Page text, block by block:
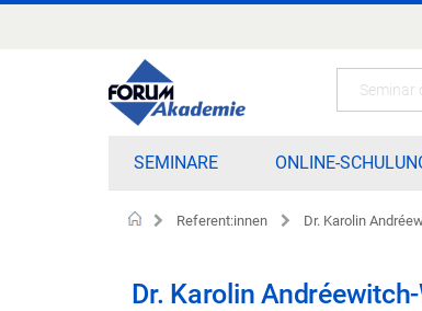
springen
SEMINARE ONLINE-
Referent:innen Dr. Karolin
Dr. Karolin